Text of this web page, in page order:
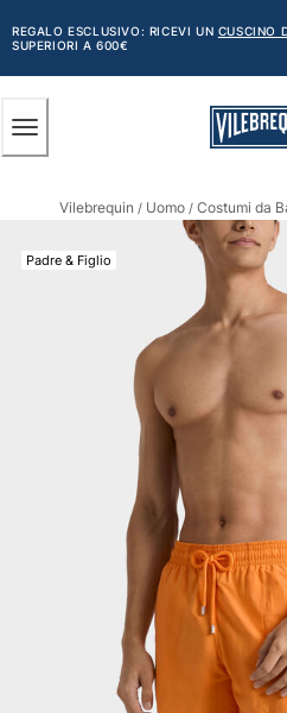
AL
CONTENUTO
PRINCIPALE
REGALO ESCLUSIVO: RICEVI UN CUSCINO
SUPERIORI A 600€
Vedi tutti i Uomo
Costumi da bagno
Pantaloncini mare
Classico stretch
Classico ultraleggero
Ricamati Edizione
Cintura piatta
Classico corto
Classico lungo
Rash guard
Magici
Vedi tutti i Costumi da bagno
Abbigliamento
Vilebrequin / Uomo / Costumi da
Padre & Figlio